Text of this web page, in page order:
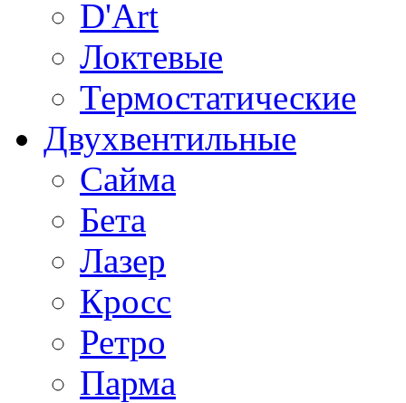
D'Art
Локтевые
Термостатические
Двухвентильные
Сайма
Бета
Лазер
Кросс
Ретро
Парма